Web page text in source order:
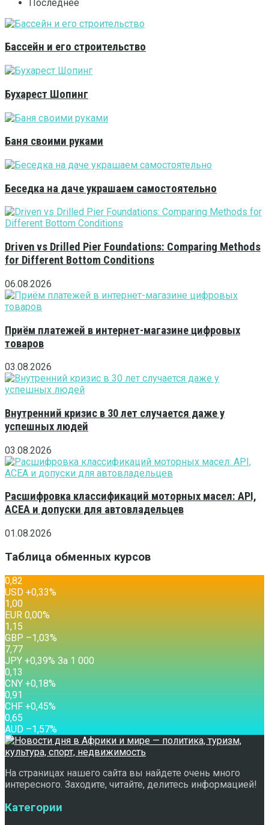
Последнее
Бассейн и его строительство
Бухарест Шопинг
Баня своими руками
Беседка на даче украшаем самостоятельно
Driven vs Drilled Pier Foundations: Comparing Methods
for Different Bottom Conditions
06.08.2026
Приём платежей в интернет-магазине цифровых
товаров
03.08.2026
Внутренний кризис в 30 лет случается даже у
успешных людей
03.08.2026
Расшифровка классификаций моторных масел: API,
ACEA и допуски для автовладельцев
01.08.2026
Таблица обменных курсов
0,82
USD +0,33%
1,00
EUR 0,00%
1,15
GBP –1,03%
7,77
JPY +0,39% За 1 000
0,13
CNY +0,18%
0,91
CHF +0,45%
0,65
AUD –1,57%
На страницах нашего сайта вы найдете очень много
интересного. Заходите, читайте, делитесь информацией!
Категории